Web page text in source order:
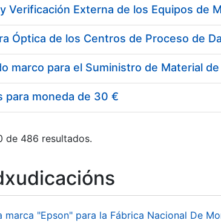
para moneda de 30 €
de 486 resultados.
"Epson" para la Fábrica Nacional De